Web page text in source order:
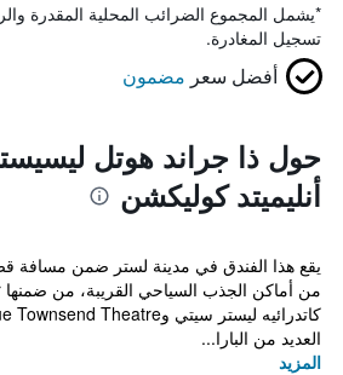
*يشمل المجموع الضرائب المحلية المقدرة
تسجيل المغادرة.
أفضل سعر مضمون
حول ذا جراند هوتل
أنليميتد كوليكشن
يقع هذا الفندق في مدينة لستر ضمن مسافة
العديد من البارا...
المزيد